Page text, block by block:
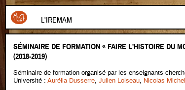
L'IREMAM
SÉMINAIRE DE FORMATION « FAIRE L'HISTOIRE DU
(2018-2019)
Séminaire de formation organisé par les enseignants-
Université : Aurélia Dusserre, Julien Loiseau, Nicolas Michel